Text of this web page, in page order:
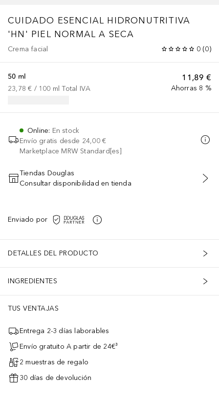
CUIDADO ESENCIAL HIDRONUTRITIVA
'HN' PIEL NORMAL A SECA
Crema facial 0 (0)
11,89 €
Ahorras 8 %
50 ml
23,78 € / 100 ml Total IVA
Online: En stock
Envío gratis desde 24,00 €
Marketplace MRW Standard[es]
AÑADIR AL CARRITO
Tiendas Douglas
Consultar disponibilidad en tienda
Enviado por
DETALLES DEL PRODUCTO
INGREDIENTES
TUS VENTAJAS
Entrega 2-3 días laborables
Envío gratuito A partir de 24€³
2 muestras de regalo
30 días de devolución